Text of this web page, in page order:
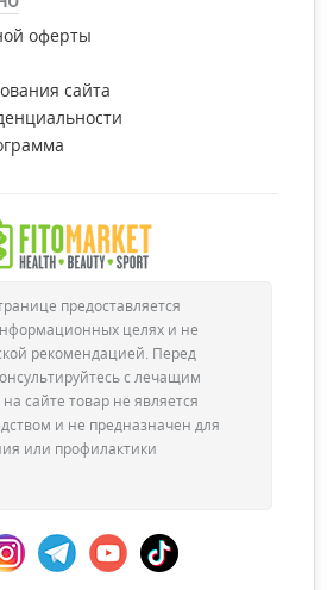
оферты
сайта
предоставляется
целях и не
рекомендацией. Перед
с лечащим
сайте товар не является
и не предназначен для
или профилактики